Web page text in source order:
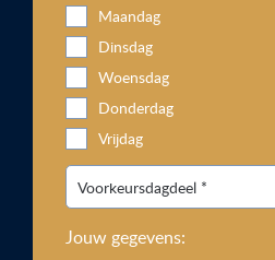
Maandag
Dinsdag
Woensdag
Donderdag
Vrijdag
Jouw gegevens: